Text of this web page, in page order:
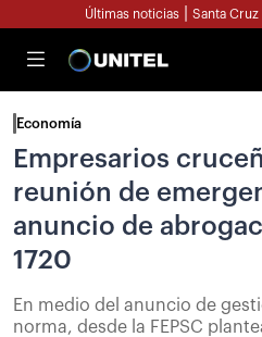
Últimas noticias Santa Cruz
Economía
Empresarios
reunión de
anuncio de
1720
En medio del anuncio de
norma, desde la FEPSC